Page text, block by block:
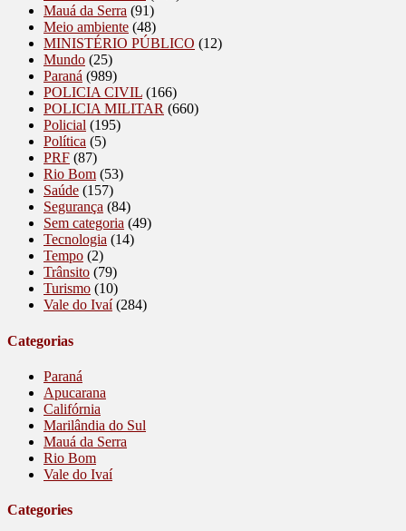
Mauá da Serra (91)
Meio ambiente (48)
MINISTÉRIO PÚBLICO (12)
Mundo (25)
Paraná (989)
POLICIA CIVIL (166)
POLICIA MILITAR (660)
Policial (195)
Política (5)
PRF (87)
Rio Bom (53)
Saúde (157)
Segurança (84)
Sem categoria (49)
Tecnologia (14)
Tempo (2)
Trânsito (79)
Turismo (10)
Vale do Ivaí(284)
Categorias
Paraná
Apucarana
Califórnia
Marilândia do Sul
Mauá da Serra
Rio Bom
Vale do Ivaí
Categories